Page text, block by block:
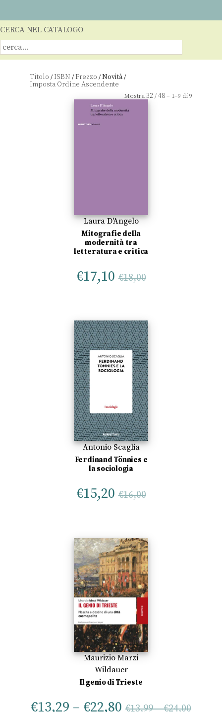
CERCA NEL CATALOGO
Titolo /ISBN /Prezzo /Novità/
Mostra32/48– 1–9 di 9
Laura D'Angelo
Mitografie della
modernità tra
letteratura e critica
€17,10 €18,00
Antonio Scaglia
Ferdinand Tönnies e
la sociologia
€15,20 €16,00
Maurizio Marzi
Wildauer
Il genio di Trieste
€13,29 – €22,80 €13,99–€24,00